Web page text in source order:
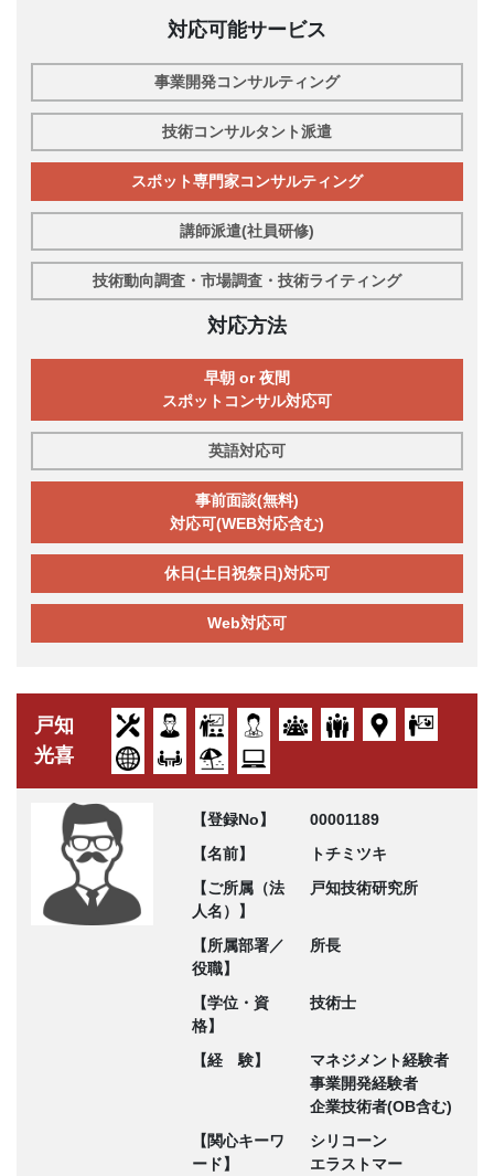
対応可能サービス
事業開発コンサルティング
技術コンサルタント派遣
スポット専門家コンサルティング
講師派遣(社員研修)
技術動向調査・市場調査・技術ライティング
対応方法
早朝 or 夜間
スポットコンサル対応可
英語対応可
事前面談(無料)
対応可(WEB対応含む)
休日(土日祝祭日)対応可
Web対応可
戸知
光喜
【登録No】
00001189
【名前】
トチミツキ
【ご所属（法
人名）】
戸知技術研究所
【所属部署／
役職】
所長
【学位・資
格】
技術士
【経 験】
マネジメント経験者
事業開発経験者
企業技術者(OB含む)
【関心キーワ
ード】
シリコーン
エラストマー